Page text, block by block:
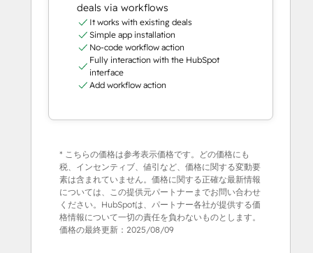
deals via workflows
It works with existing deals
Simple app installation
No-code workflow action
Fully interaction with the HubSpot
interface
Add workflow action
* こちらの価格は参考表示価格です。どの価格にも
税、インセンティブ、値引など、価格に関する変動要
素は含まれていません。価格に関する正確な最新情報
については、この提供元パートナーまでお問い合わせ
ください。HubSpotは、パートナー各社が提供する価
格情報について一切の責任を負わないものとします。
価格の最終更新： 2025/08/09